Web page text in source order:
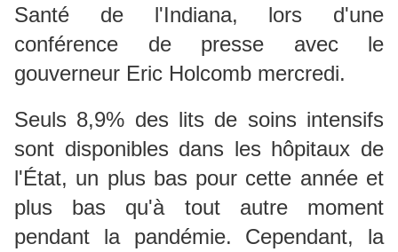
Santé de l'Indiana, lors d'une
conférence de presse avec le
gouverneur Eric Holcomb mercredi.
Seuls 8,9% des lits de soins intensifs
sont disponibles dans les hôpitaux de
l'État, un plus bas pour cette année et
plus bas qu'à tout autre moment
pendant la pandémie. Cependant, la